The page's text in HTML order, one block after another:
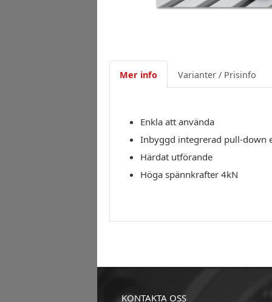
Mer info Varianter / Prisinfo
Enkla att använda
Inbyggd integrerad pull-down
Härdat utförande
Höga spännkrafter 4kN
KONTAKTA OSS